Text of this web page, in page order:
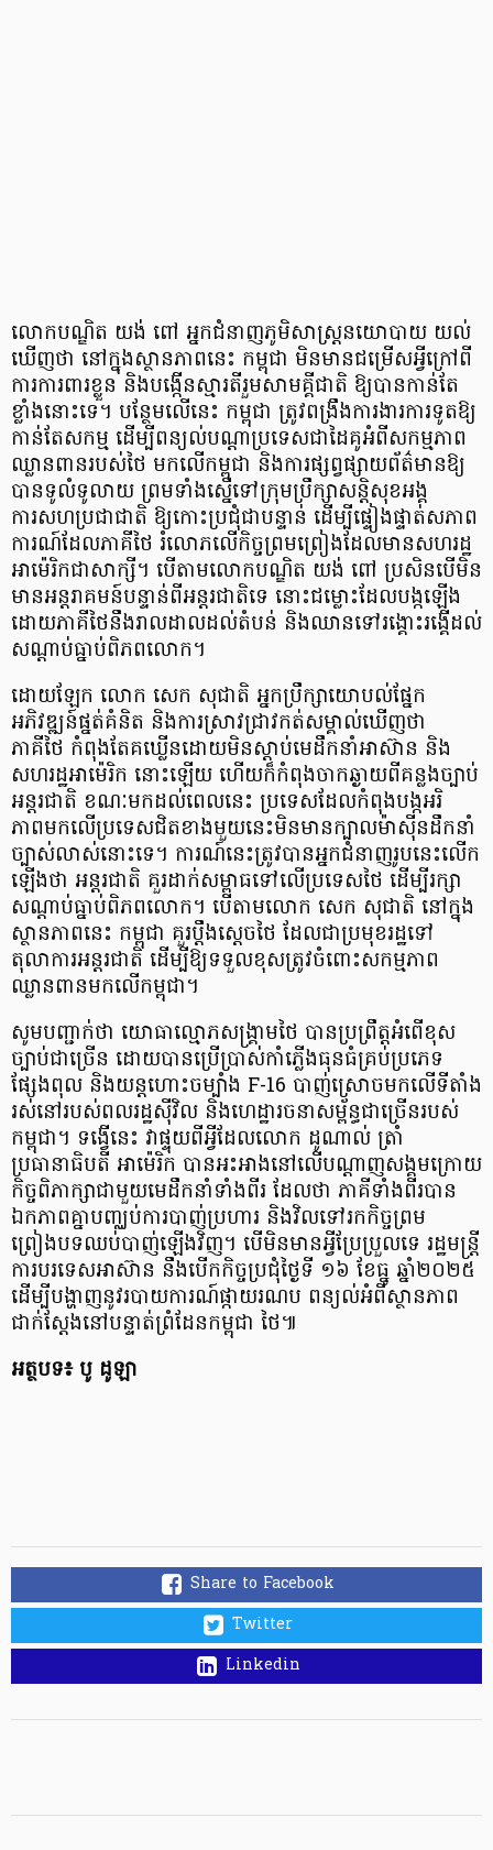
លោកបណ្ឌិត យង់ ពៅ អ្នកជំនាញភូមិសាស្រ្តនយោបាយ យល់
ឃើញថា នៅក្នុងស្ថានភាពនេះ កម្ពុជា មិនមានជម្រើសអ្វីក្រៅពី
ការការពារខ្លួន និងបង្កើនស្មារតីរួមសាមគ្គីជាតិ ឱ្យបានកាន់តែ
ខ្លាំងនោះទេ។ បន្ថែមលើនេះ កម្ពុជា ត្រូវពង្រឹងការងារការទូតឱ្យ
កាន់តែសកម្ម ដើម្បីពន្យល់បណ្ដាប្រទេសជាដៃគូអំពីសកម្មភាព
ឈ្លានពានរបស់ថៃ មកលើកម្ពុជា និងការផ្សព្វផ្សាយព័ត៌មានឱ្យ
បានទូលំទូលាយ ព្រមទាំងស្នើទៅក្រុមប្រឹក្សាសន្តិសុខអង្គ
ការសហប្រជាជាតិ ឱ្យកោះប្រជុំជាបន្ទាន់ ដើម្បីផ្ទៀងផ្ទាត់សភាព
ការណ៍ដែលភាគីថៃ រំលោភលើកិច្ចព្រមព្រៀងដែលមានសហរដ្ឋ
អាម៉េរិកជាសាក្សី។ បើតាមលោកបណ្ឌិត យង់ ពៅ ប្រសិនបើមិន
មានអន្តរាគមន៍បន្ទាន់ពីអន្តរជាតិទេ នោះជម្លោះដែលបង្កឡើង
ដោយភាគីថៃនឹងរាលដាលដល់តំបន់ និងឈានទៅរង្គោះរង្គើដល់
សណ្ដាប់ធ្នាប់ពិភពលោក។
​ដោយឡែក លោក សេក សុជាតិ អ្នកប្រឹក្សាយោបល់ផ្នែក
អភិវឌ្ឍន៍ផ្នត់គំនិត និងការស្រាវជ្រាវកត់សម្គាល់ឃើញថា
ភាគីថៃ កំពុងតែគឃ្លើនដោយមិនស្ដាប់មេដឹកនាំអាស៊ាន និង
សហរដ្ឋអាម៉េរិក នោះឡើយ ហើយក៏កំពុងចាកឆ្ងាយពីគន្លងច្បាប់
អន្តរជាតិ ខណៈមកដល់ពេលនេះ ប្រទេសដែលកំពុងបង្កអរិ
ភាពមកលើប្រទេសជិតខាងមួយនេះមិនមានក្បាលម៉ាស៊ីនដឹកនាំ
ច្បាស់លាស់នោះទេ។ ការណ៍នេះត្រូវបានអ្នកជំនាញរូបនេះលើក
ឡើងថា អន្តរជាតិ គួរដាក់សម្ពាធទៅលើប្រទេសថៃ ដើម្បីរក្សា
សណ្ដាប់ធ្នាប់ពិភពលោក។ បើតាមលោក សេក សុជាតិ នៅក្នុង
ស្ថានភាពនេះ កម្ពុជា គួរប្ដឹងស្ដេចថៃ ដែលជាប្រមុខរដ្ឋទៅ
តុលាការអន្តរជាតិ ដើម្បីឱ្យទទួលខុសត្រូវចំពោះសកម្មភាព
ឈ្លានពានមកលើកម្ពុជា។
​សូមបញ្ជាក់ថា ​​យោធាល្មោភសង្គ្រាមថៃ បានប្រព្រឹត្តអំពើខុស
ច្បាប់ជាច្រើន ដោយបានប្រើប្រាស់កាំភ្លើងធុនធំគ្រប់ប្រភេទ
ផ្សែងពុល និងយន្តហោះចម្បាំង F-16 បាញ់ស្រោចមកលើទីតាំង
រស់នៅរបស់ពលរដ្ឋស៊ីវិល និងហេដ្ឋារចនាសម្ព័ន្ធជាច្រើនរបស់
កម្ពុជា។ ទង្វើនេះ វាផ្ទុយពីអ្វីដែលលោក ដូណាល់ ត្រាំ
ប្រធានាធិបតី អាម៉េរិក បានអះអាងនៅលើបណ្តាញសង្គមក្រោយ
កិច្ចពិភាក្សាជាមួយមេដឹកនាំទាំងពីរ ដែលថា ភាគីទាំងពីរបាន
ឯកភាពគ្នាបញ្ឈប់ការបាញ់ប្រហារ និងវិលទៅរកកិច្ចព្រម
ព្រៀងបទឈប់បាញ់ឡើងវិញ។ បើមិនមានអ្វីប្រែប្រួលទេ រដ្ឋមន្ត្រី
ការបរទេសអាស៊ាន នឹងបើកកិច្ចប្រជុំថ្ងៃទី ១៦ ខែធ្នូ ឆ្នាំ២០២៥
ដើម្បីបង្ហាញនូវរបាយការណ៍ផ្កាយរណប ពន្យល់អំពីស្ថានភាព
ជាក់ស្តែងនៅបន្ទាត់ព្រំដែនកម្ពុជា ថៃ៕
អត្ថបទ៖ បូ ដូឡា​
Share to Facebook
Twitter
Linkedin